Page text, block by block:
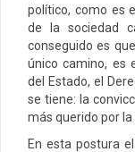
político, como es
de la sociedad
conseguido es
único camino, es
del Estado, el
se tiene: la
más querido por
En esta postura